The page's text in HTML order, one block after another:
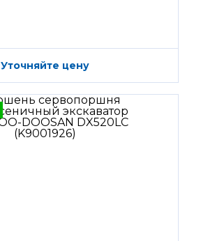
Уточняйте цену